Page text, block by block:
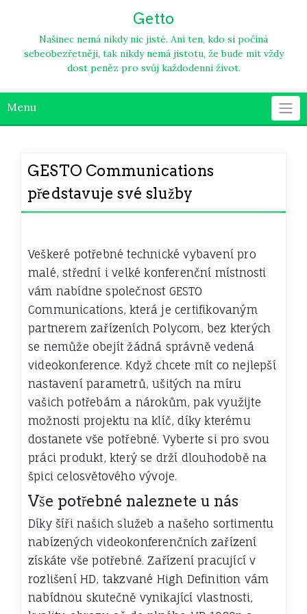
Getto
Našinec nemá nikdy nic jisté. Ani ten, kdo si počíná
sebeobezřetněji, tak nikdy nemá jistotu, že bude mít vždy
dost peněz pro svůj každodenní život.
Menu
GESTO Communications
představuje své služby
Veškeré potřebné technické vybavení pro
malé, střední i velké konferenční místnosti
vám nabídne společnost GESTO
Communications, která je certifikovaným
partnerem zařízeních Polycom, bez kterých
se nemůže obejít žádná správně vedená
videokonference. Když chcete mít co nejlepší
nastavení parametrů, ušitých na míru
vašich potřebám a nárokům, pak využijte
možnosti projektu na klíč, díky kterému
dostanete vše potřebné. Vyberte si pro svou
práci produkt, který se drží dlouhodobě na
špici celosvětového vývoje.
Vše potřebné naleznete u nás
Díky šíři našich služeb a našeho sortimentu
nabízených videokonferenčních zařízení
získáte vše potřebné. Zařízení pracující v
rozlišení HD, takzvané High Definition vám
nabídnou skutečně vynikající vlastnosti,